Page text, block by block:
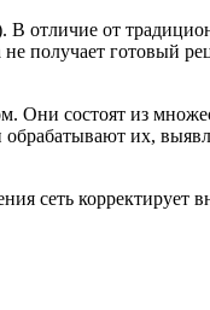
отличие от
получает готовый
Они состоят из
их,
сеть корректирует